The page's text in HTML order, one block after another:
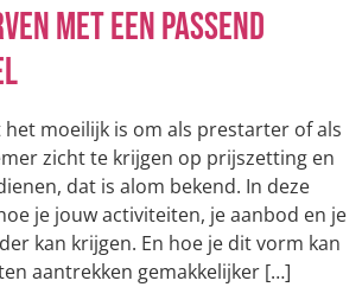
met een passend
het moeilijk is om als prestarter of als
zicht te krijgen op prijszetting en
dat is alom bekend. In deze
je jouw activiteiten, je aanbod en je
kan krijgen. En hoe je dit vorm kan
aantrekken gemakkelijker […]